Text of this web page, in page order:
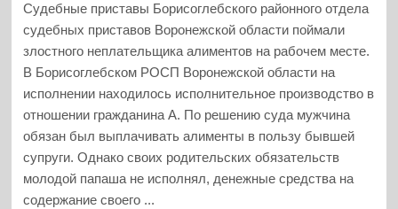
Судебные приставы Борисоглебского районного отдела
судебных приставов Воронежской области поймали
злостного неплательщика алиментов на рабочем месте.
В Борисоглебском РОСП Воронежской области на
исполнении находилось исполнительное производство в
отношении гражданина А. По решению суда мужчина
обязан был выплачивать алименты в пользу бывшей
супруги. Однако своих родительских обязательств
молодой папаша не исполнял, денежные средства на
содержание своего ...